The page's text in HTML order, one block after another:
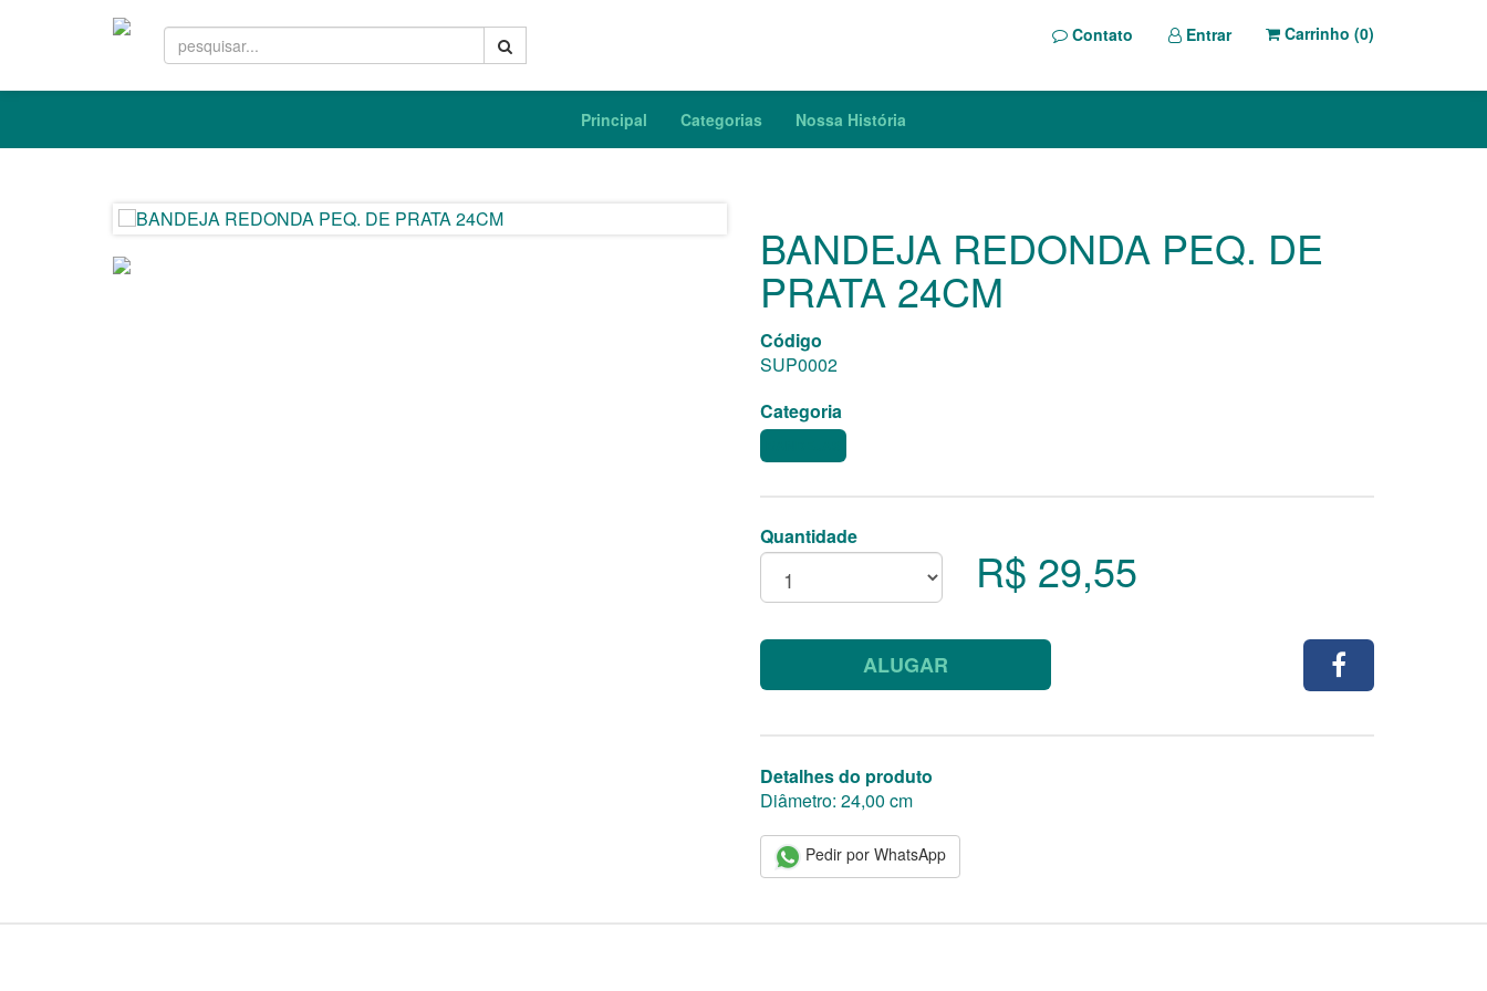
Contato Entrar Carrinho (0)
Principal Categorias Nossa História
BANDEJA REDONDA PEQ. DE
PRATA 24CM
Código
SUP0002
Categoria
Quantidade
R$ 29,55
ALUGAR
Detalhes do produto
Diâmetro: 24,00 cm
Pedir por WhatsApp